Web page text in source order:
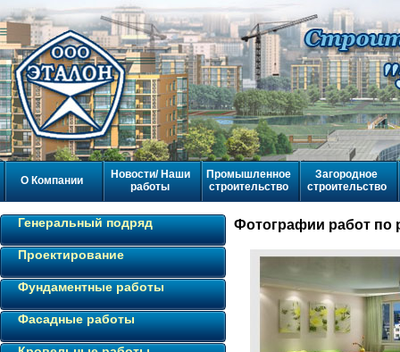
О Компании
Новости/ Наши
работы
Промышленное
строительство
Загородное
строительство
Генеральный подряд
Проектирование
Фундаментные работы
Фасадные работы
Фотографии работ по